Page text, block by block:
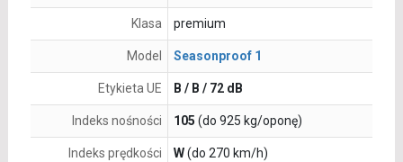
Klasa premium
Model Seasonproof 1
Etykieta UE B / B / 72 dB
Indeks nośności 105 (do 925 kg/oponę)
Indeks prędkości W(do 270 km/h)